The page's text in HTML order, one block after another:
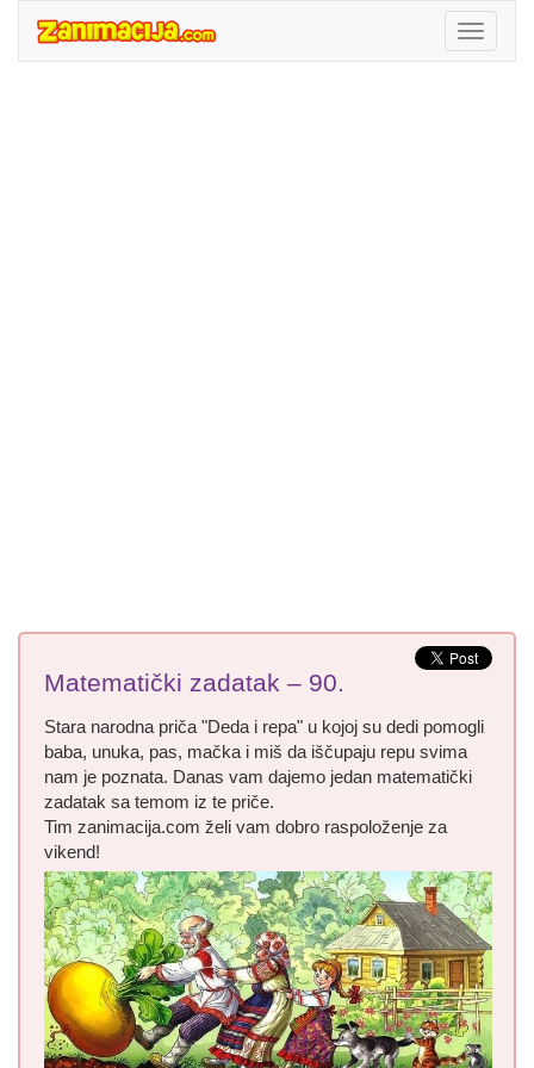
Matematički zadatak – 90.
Stara narodna priča "Deda i repa" u kojoj su dedi pomogli
baba, unuka, pas, mačka i miš da iščupaju repu svima
nam je poznata. Danas vam dajemo jedan matematički
zadatak sa temom iz te priče.
Tim zanimacija.com želi vam dobro raspoloženje za
vikend!